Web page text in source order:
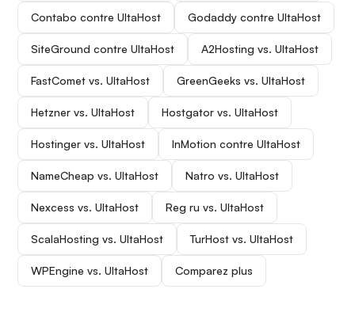
Contabo contre UltaHost Godaddy contre UltaHost
SiteGround contre UltaHost A2Hosting vs. UltaHost
FastComet vs. UltaHost GreenGeeks vs. UltaHost
Hetzner vs. UltaHost Hostgator vs. UltaHost
Hostinger vs. UltaHost InMotion contre UltaHost
NameCheap vs. UltaHost Natro vs. UltaHost
Nexcess vs. UltaHost Reg ru vs. UltaHost
ScalaHosting vs. UltaHost TurHost vs. UltaHost
WPEngine vs. UltaHost Comparez plus